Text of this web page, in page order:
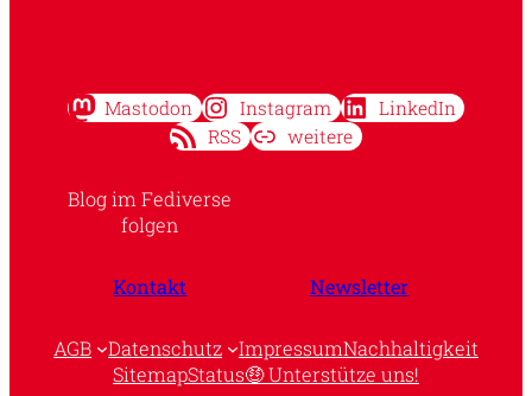
Mastodon Instagram
LinkedIn
RSS
weitere
Blog im Fediverse
folgen
Kontakt Newsletter
AGB Datenschutz ImpressumNachhaltigkeit
SitemapStatus🤑 Unterstütze uns!